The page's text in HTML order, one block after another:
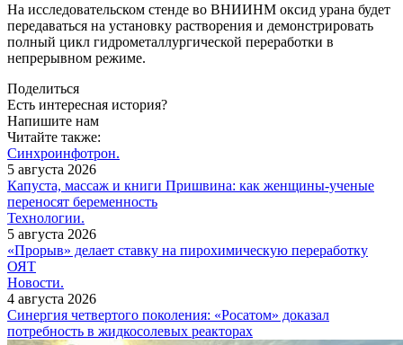
На исследовательском стенде во ВНИИНМ оксид урана будет
передаваться на установку растворения и демонстрировать
полный цикл гидрометаллургической переработки в
непрерывном режиме.
Поделиться
Есть интересная история?
Напишите нам
Читайте также:
Синхроинфотрон.
5 августа 2026
Капуста, массаж и книги Пришвина: как женщины-ученые
переносят беременность
Технологии.
5 августа 2026
«Прорыв» делает ставку на пирохимическую переработку
ОЯТ
Новости.
4 августа 2026
Синергия четвертого поколения: «Росатом» доказал
потребность в жидкосолевых реакторах